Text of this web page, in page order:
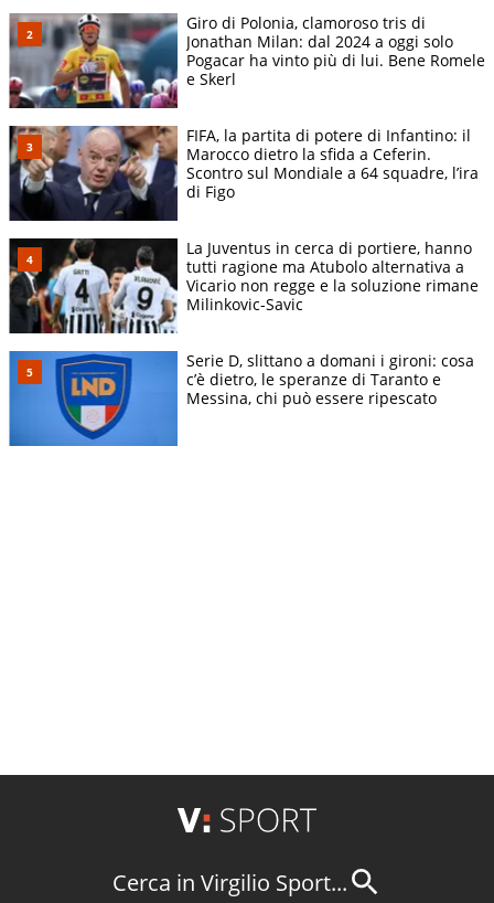
Giro di Polonia, clamoroso tris di
Jonathan Milan: dal 2024 a oggi solo
Pogacar ha vinto più di lui. Bene Romele
e Skerl
FIFA, la partita di potere di Infantino: il
Marocco dietro la sfida a Ceferin.
Scontro sul Mondiale a 64 squadre, l’ira
di Figo
La Juventus in cerca di portiere, hanno
tutti ragione ma Atubolo alternativa a
Vicario non regge e la soluzione rimane
Milinkovic-Savic
Serie D, slittano a domani i gironi: cosa
c’è dietro, le speranze di Taranto e
Messina, chi può essere ripescato
Cerca in Virgilio Sport...